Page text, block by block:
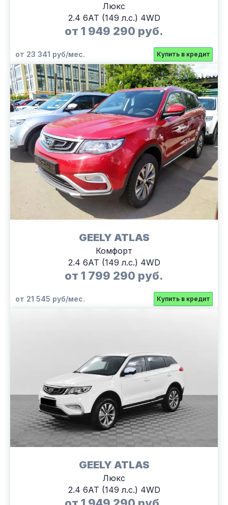
Люкс
2.4 6АТ (149 л.с.) 4WD
от 1 949 290 руб.
от 23 341 руб/мес. Купить в кредит
GEELY ATLAS
Комфорт
2.4 6АТ (149 л.с.) 4WD
от 1 799 290 руб.
от 21 545 руб/мес. Купить в кредит
GEELY ATLAS
Люкс
2.4 6АТ (149 л.с.) 4WD